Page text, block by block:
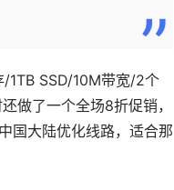
1TB SSD/10M带宽/2个
做了一个全场8折促销，
国大陆优化线路，适合那